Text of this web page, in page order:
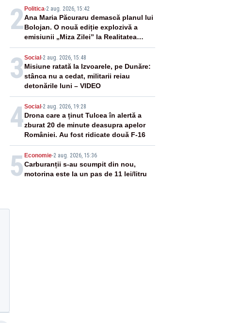
2 Politica-2 aug. 2026, 15:42
Ana Maria Păcuraru demască planul lui
Bolojan. O nouă ediție explozivă a
emisiunii „Miza Zilei” la Realitatea
PLUS
3 Social -2 aug. 2026, 15:48
Misiune ratată la Izvoarele, pe Dunăre:
stânca nu a cedat, militarii reiau
detonările luni – VIDEO
4Social -2 aug. 2026, 19:28
Drona care a ținut Tulcea în alertă a
zburat 20 de minute deasupra apelor
României. Au fost ridicate două F-16
5 Economie-2 aug. 2026, 15:36
Carburanții s-au scumpit din nou,
motorina este la un pas de 11 lei/litru